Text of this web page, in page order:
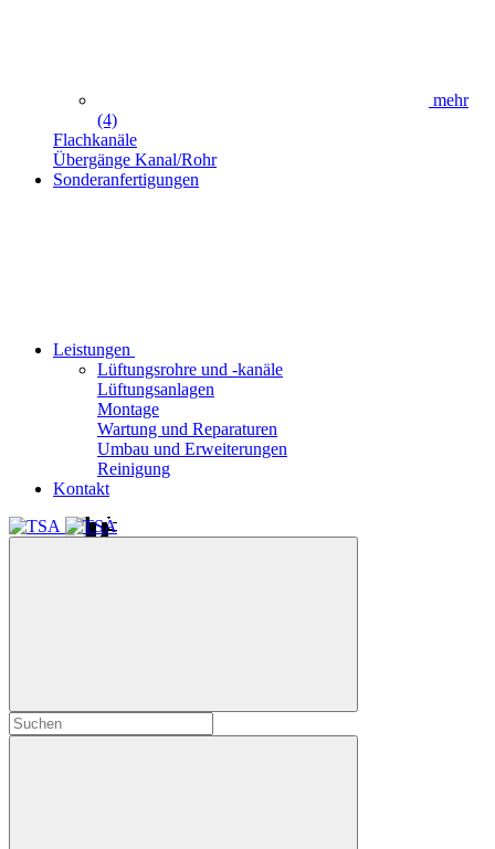
mehr
(4)
Flachkanäle
Übergänge Kanal/Rohr
Sonderanfertigungen
Leistungen
Lüftungsrohre und -kanäle
Lüftungsanlagen
Montage
Wartung und Reparaturen
Umbau und Erweiterungen
Reinigung
Kontakt